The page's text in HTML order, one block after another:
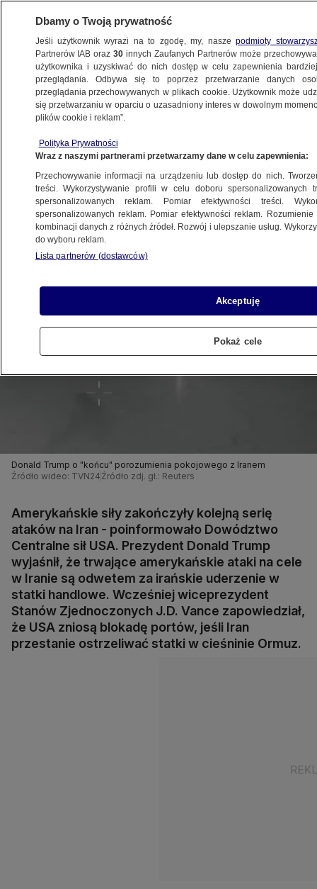
ŚWIAT
Amerykanów w Iranie
Zespół autorów
8.07.2026, 22:29Aktualizacja: 9.07.2026, 05:45
Posłuchaj artykułu
Czyta lektor AI
Donald Trump o "końcu" porozumienia pokojowego z Iranem
Źródło wideo: TVN24 Źródło zdj. gł.: Reuters
Amerykańskie siły zakończyły kolejną serię
ataków na Iran - poinformowało Dowództwo
Centralne sił USA. Prezydent Donald Trump
wyjaśnił, że trwające amerykańskie ataki na cele
w Iranie są odwetem za irańskie uderzenie w
statki handlowe. Wcześniej wiceprezydent
Stanów Zjednoczonych J.D. Vance zapowiedział,
że USA zniosą blokadę portów, jeśli Iran
przestanie ostrzeliwać statki w cieśninie Ormuz.
Dbamy o Twoją prywatność
Jeśli użytkownik wyrazi na to zgodę, my, naszepodmioty
Partnerów IAB oraz30 innych Zaufanych Partnerów może
użytkownika i uzyskiwać do nich dostęp w celu zapewnienia
przeglądania. Odbywa się to poprzez przetwarzanie danych
przeglądania przechowywanych w plikach cookie. Użytkownik może
się przetwarzaniu w oparciu o uzasadniony interes w dowolnym
plików cookie i reklam”.
Polityka Prywatności
Wraz z naszymi partnerami przetwarzamy dane w celu zapewnienia:
Przechowywanie informacji na urządzeniu lub dostęp do nich.
treści. Wykorzystywanie profili w celu doboru spersonalizowanych
spersonalizowanych reklam. Pomiar efektywności treści.
spersonalizowanych reklam. Pomiar efektywności reklam.
kombinacji danych z różnych źródeł. Rozwój i ulepszanie usług.
do wyboru reklam.
Lista partnerów (dostawców)
Akceptuję
Pokaż cele